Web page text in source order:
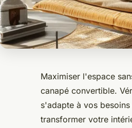
Maximiser l'espace
canapé convertible.
s'adapte à vos
transformer votre